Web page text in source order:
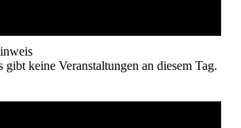
gibt keine Veranstaltungen an diesem Tag.